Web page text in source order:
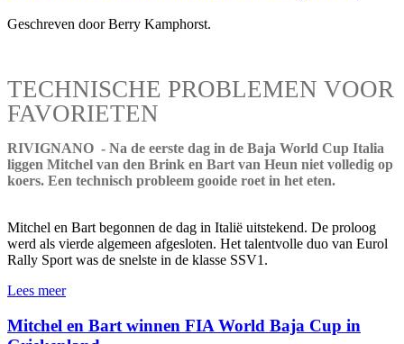
Geschreven door Berry Kamphorst.
TECHNISCHE PROBLEMEN VOOR
FAVORIETEN
RIVIGNANO - Na de eerste dag in de Baja World Cup Italia
liggen Mitchel van den Brink en Bart van Heun niet volledig op
koers. Een technisch probleem gooide roet in het eten.
Mitchel en Bart begonnen de dag in Italië uitstekend. De proloog
werd als vierde algemeen afgesloten. Het talentvolle duo van Eurol
Rally Sport was de snelste in de klasse SSV1.
Lees meer
Mitchel en Bart winnen FIA World Baja Cup in